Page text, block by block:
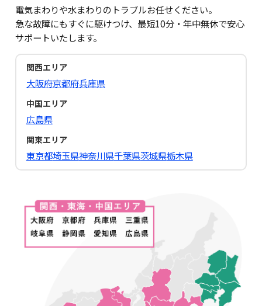
電気まわりや水まわりのトラブルお任せください。
急な故障にもすぐに駆けつけ、最短10分・年中無休で安心
サポートいたします。
関西エリア
大阪府京都府兵庫県
中国エリア
広島県
関東エリア
東京都埼玉県神奈川県千葉県茨城県栃木県